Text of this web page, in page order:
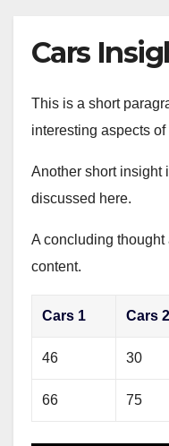
Cars
This is a short
interesting aspects of
Another short insight
discussed here.
A concluding thought
content.
Cars 1 Cars 2
46 30
66 75